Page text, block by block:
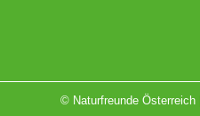
© Naturfreunde Österreich |